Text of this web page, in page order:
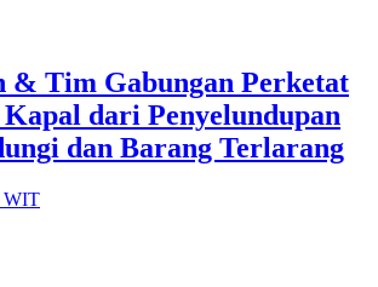
& Tim Gabungan Perketat
Kapal dari Penyelundupan
dan Barang Terlarang
WIT